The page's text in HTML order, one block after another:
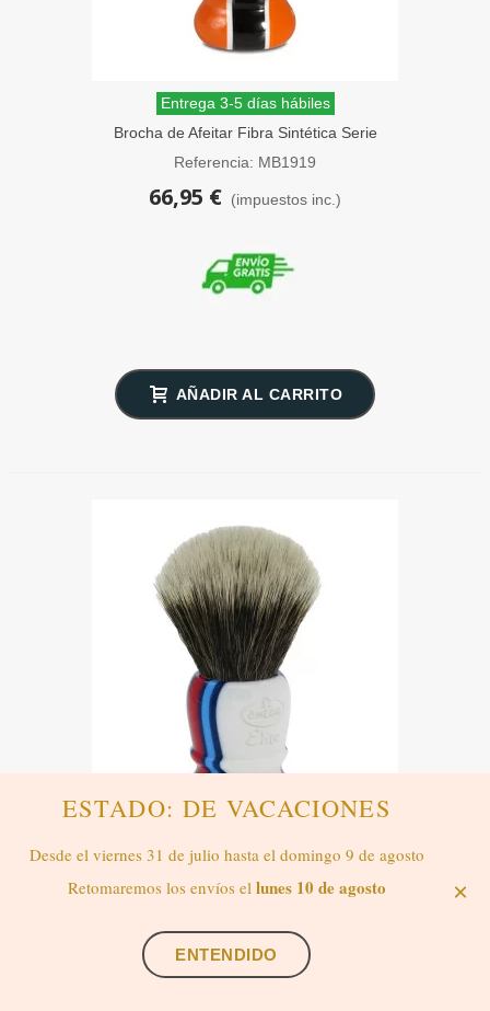
Entrega 3-5 días hábiles
Brocha de Afeitar Fibra Sintética Serie
1919 Elite GT Naranja Omega
Referencia: MB1919
66,95 € (impuestos inc.)
AÑADIR AL CARRITO
Brocha de Afeitar Fibra Sintética 1923
Referencia: MB1923
66,95 € (impuestos inc.)
ESTADO: DE VACACIONES
Desde el viernes 31 de julio hasta el domingo 9 de agosto
Retomaremos los envíos el lunes 10 de agosto
ENTENDIDO
×